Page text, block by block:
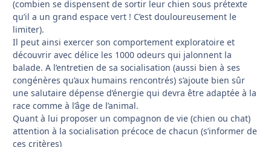
(combien se dispensent de sortir leur chien sous prétexte
qu’il a un grand espace vert ! C’est douloureusement le
limiter).
Il peut ainsi exercer son comportement exploratoire et
découvrir avec délice les 1000 odeurs qui jalonnent la
balade. A l’entretien de sa socialisation (aussi bien à ses
congénères qu’aux humains rencontrés) s’ajoute bien sûr
une salutaire dépense d’énergie qui devra être adaptée à la
race comme à l’âge de l’animal.
Quant à lui proposer un compagnon de vie (chien ou chat)
attention à la socialisation précoce de chacun (s’informer de
ces critères)